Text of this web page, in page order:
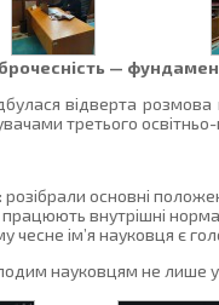
—
відверта розмова
третього
основні
працюють внутрішні
чесне ім’я науковця є
науковцям не лише